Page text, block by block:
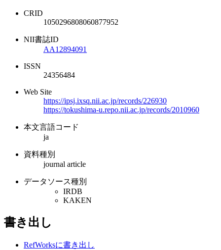
CRID
1050296808060877952
NII書誌ID
AA12894091
ISSN
24356484
Web Site
https://ipsj.ixsq.nii.ac.jp/records/226930
https://tokushima-u.repo.nii.ac.jp/records/2010960
本文言語コード
ja
資料種別
journal article
データソース種別
IRDB
KAKEN
書き出し
RefWorksに書き出し